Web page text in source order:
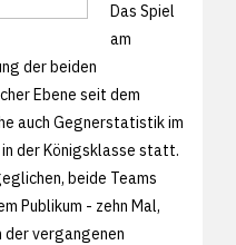
Das Spiel
am
der beiden
Ebene seit dem
auch Gegnerstatistik im
der Königsklasse statt.
beide Teams
Publikum - zehn Mal,
der vergangenen